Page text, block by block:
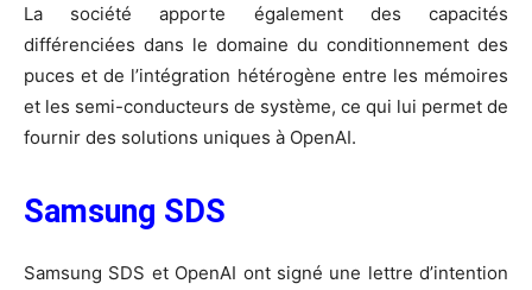
La société apporte également des capacités
différenciées dans le domaine du conditionnement des
puces et de l’intégration hétérogène entre les mémoires
et les semi-conducteurs de système, ce qui lui permet de
fournir des solutions uniques à OpenAI.
Samsung SDS
Samsung SDS et OpenAI ont signé une lettre d’intention